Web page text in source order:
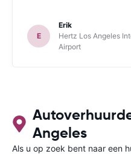
E
Erik
Hertz Los Angeles
Airport
Angeles
Als u op zoek bent naar een